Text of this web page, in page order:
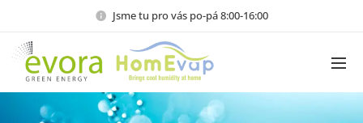
Jsme tu pro vás po-pá 8:00-16:00